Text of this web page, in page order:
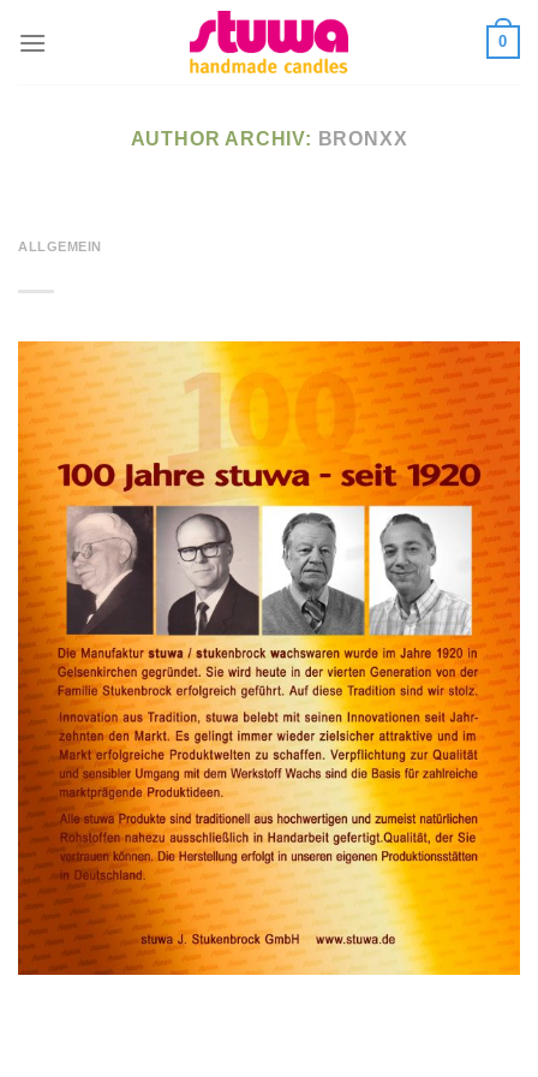
0
AUTHOR ARCHIV: BRONXX
ALLGEMEIN